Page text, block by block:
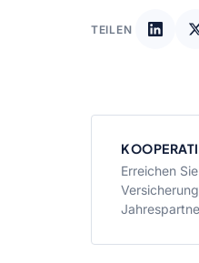
TEILEN
Erreichen